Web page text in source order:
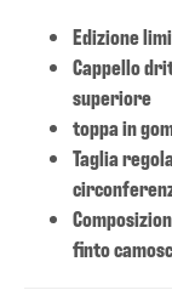
Edizione
Cappello
superiore
toppa in
Taglia
finto